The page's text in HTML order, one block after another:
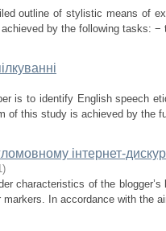
outline of stylistic means of
by the following tasks:
is to identify English speech
of this study is achieved by the
інтернет-
)
characteristics of the
In accordance with the